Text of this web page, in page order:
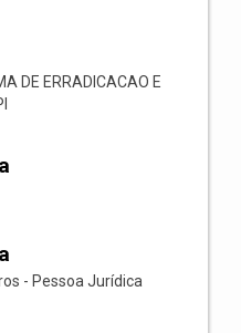
DE ERRADICACAO E
- Pessoa Jurídica